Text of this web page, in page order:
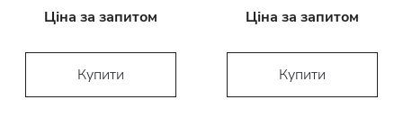
Ціна за запитом
Купити
Ціна за запитом
Купити